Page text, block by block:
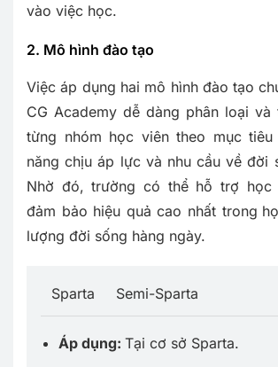
vào việc học.
2. Mô hình đào tạo
Việc áp dụng hai mô hình đào tạo
CG Academy dễ dàng phân loại và
từng nhóm học viên theo mục
năng chịu áp lực và nhu cầu về đời
Nhờ đó, trường có thể hỗ trợ học
đảm bảo hiệu quả cao nhất trong
lượng đời sống hàng ngày.
Sparta Semi-Sparta
Áp dụng: Tại cơ sở Sparta.